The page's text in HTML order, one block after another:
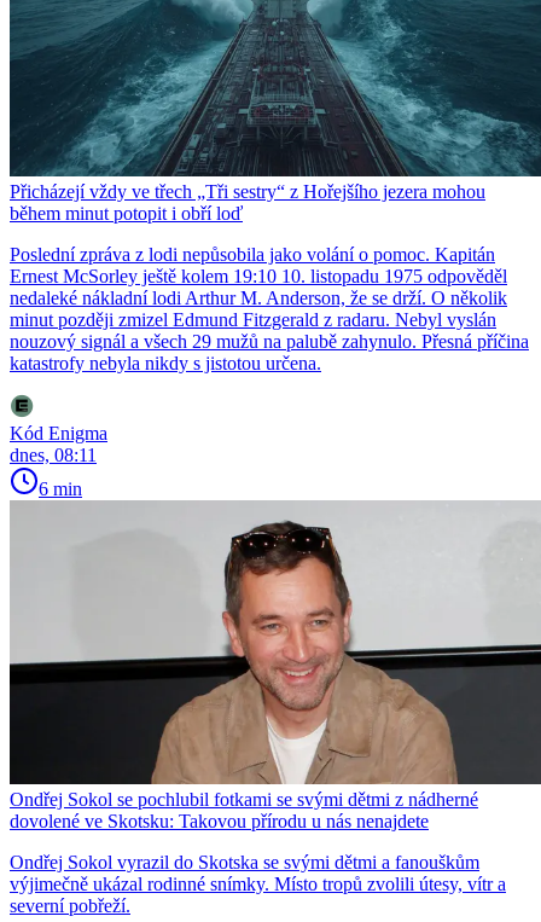
Přicházejí vždy ve třech „Tři sestry“ z Hořejšího jezera mohou
během minut potopit i obří loď
Poslední zpráva z lodi nepůsobila jako volání o pomoc. Kapitán
Ernest McSorley ještě kolem 19:10 10. listopadu 1975 odpověděl
nedaleké nákladní lodi Arthur M. Anderson, že se drží. O několik
minut později zmizel Edmund Fitzgerald z radaru. Nebyl vyslán
nouzový signál a všech 29 mužů na palubě zahynulo. Přesná příčina
katastrofy nebyla nikdy s jistotou určena.
Kód Enigma
dnes, 08:11
6 min
Ondřej Sokol se pochlubil fotkami se svými dětmi z nádherné
dovolené ve Skotsku: Takovou přírodu u nás nenajdete
Ondřej Sokol vyrazil do Skotska se svými dětmi a fanouškům
výjimečně ukázal rodinné snímky. Místo tropů zvolili útesy, vítr a
severní pobřeží.